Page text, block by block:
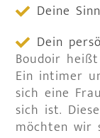
Boudoir
Ein intimer
sich eine
sich ist.
möchten wir
Deine
Dein